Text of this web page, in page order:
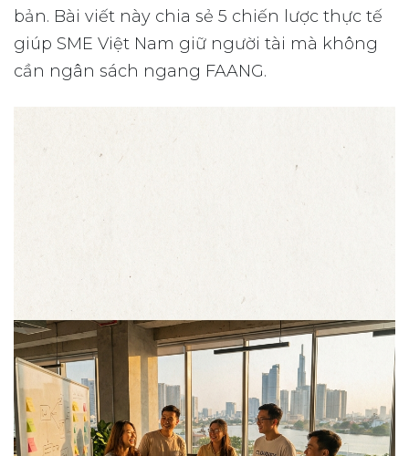
bản. Bài viết này chia sẻ 5 chiến lược thực tế
giúp SME Việt Nam giữ người tài mà không
cần ngân sách ngang FAANG.